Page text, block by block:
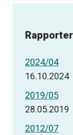
2024/04
16.10.2024
2019/05
28.05.2019
2012/07